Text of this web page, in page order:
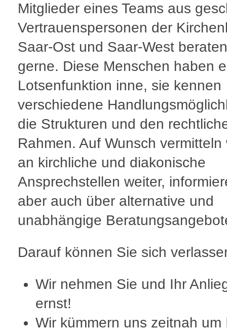
Mitglieder eines Teams aus
Vertrauenspersonen der
Saar-Ost und Saar-West
gerne. Diese Menschen haben
Lotsenfunktion inne, sie kennen
verschiedene
die Strukturen und den
Rahmen. Auf Wunsch vermitteln
an kirchliche und diakonische
Ansprechstellen weiter,
aber auch über alternative und
unabhängige
Darauf können Sie sich
Wir nehmen Sie und Ihr
ernst!
Wir kümmern uns zeitnah um